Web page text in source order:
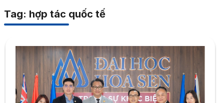
Tag: hợp tác quốc tế